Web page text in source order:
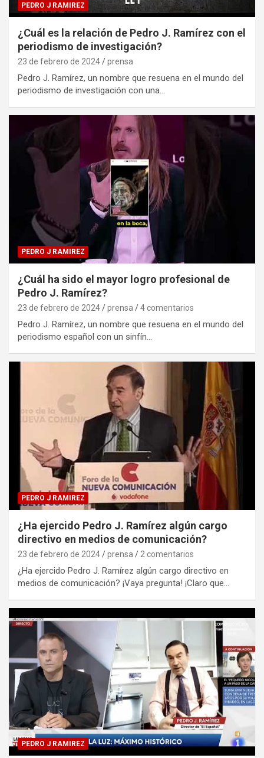
PEDRO J RAMIREZ
¿Cuál es la relación de Pedro J. Ramírez con el
periodismo de investigación?
23 de febrero de 2024 prensa
Pedro J. Ramírez, un nombre que resuena en el mundo del
periodismo de investigación con una…
PEDRO J RAMIREZ
¿Cuál ha sido el mayor logro profesional de
Pedro J. Ramírez?
23 de febrero de 2024 prensa 4 comentarios
Pedro J. Ramírez, un nombre que resuena en el mundo del
periodismo español con un sinfín…
PEDRO J RAMIREZ
¿Ha ejercido Pedro J. Ramírez algún cargo
directivo en medios de comunicación?
23 de febrero de 2024 prensa 2 comentarios
¿Ha ejercido Pedro J. Ramírez algún cargo directivo en
medios de comunicación? ¡Vaya pregunta! ¡Claro que…
PEDRO J RAMIREZ